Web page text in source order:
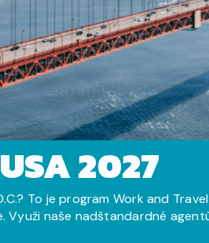
2027
To je program Work and
naše nadštandardné